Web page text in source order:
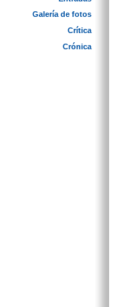
Galería de fotos
Crítica
Crónica